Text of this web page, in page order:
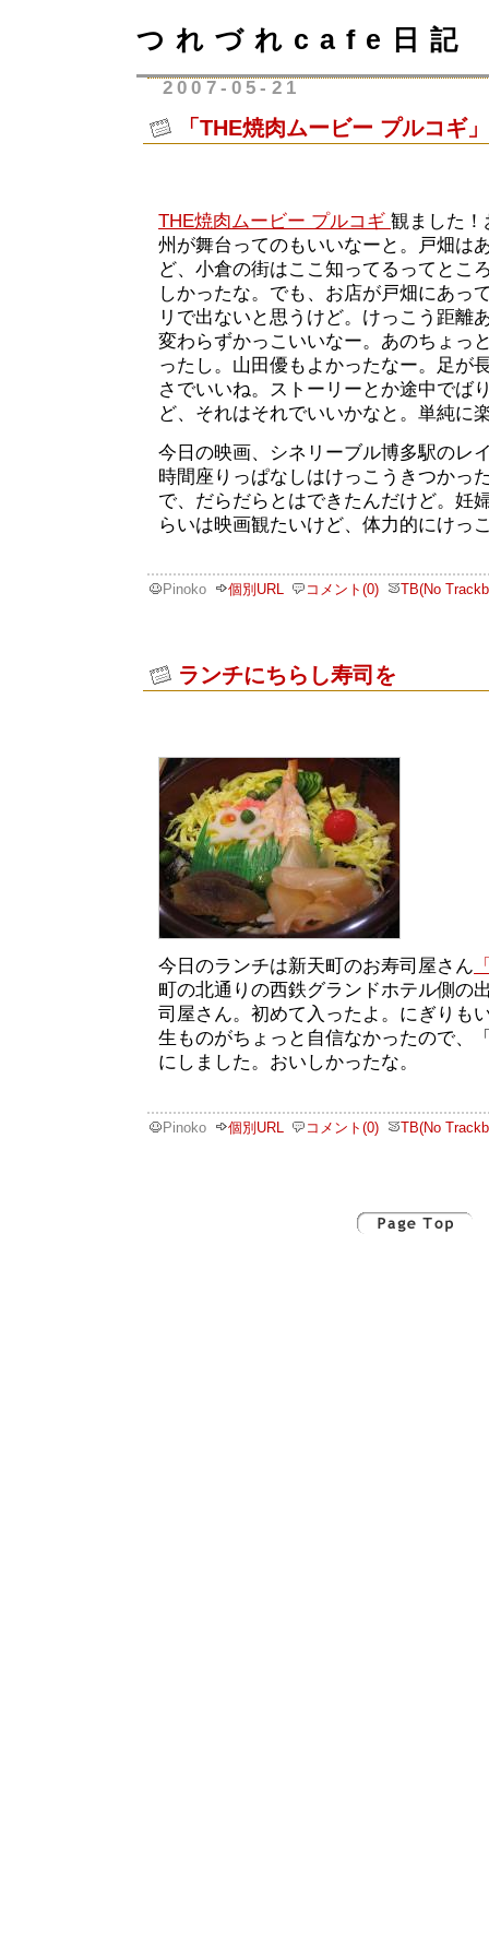
つれづれcafe日記
2007-05-21
「THE焼肉ムービー プルコギ」
THE焼肉ムービー プルコギ 観ました！
州が舞台ってのもいいなーと。戸畑は
ど、小倉の街はここ知ってるってとこ
しかったな。でも、お店が戸畑にあっ
リで出ないと思うけど。けっこう距離
変わらずかっこいいなー。あのちょっ
ったし。山田優もよかったなー。足が
さでいいね。ストーリーとか途中でば
ど、それはそれでいいかなと。単純に
今日の映画、シネリーブル博多駅のレ
時間座りっぱなしはけっこうきつかっ
で、だらだらとはできたんだけど。妊
らいは映画観たいけど、体力的にけっ
Pinoko 個別URL コメント(0) TB(No
ランチにちらし寿司を
今日のランチは新天町のお寿司屋さん
町の北通りの西鉄グランドホテル側の
司屋さん。初めて入ったよ。にぎりも
生ものがちょっと自信なかったので、
にしました。おいしかったな。
Pinoko 個別URL コメント(0) TB(No